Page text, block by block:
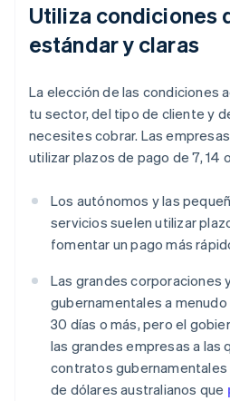
Utiliza condiciones
estándar y claras
La elección de las condiciones
tu sector, del tipo de cliente y
necesites cobrar. Las
utilizar plazos de pago de 7, 14
Los autónomos y las
servicios suelen utilizar
fomentar un pago más
Las grandes corporaciones
gubernamentales a
30 días o más, pero el
las grandes empresas a las
contratos
de dólares australianos que